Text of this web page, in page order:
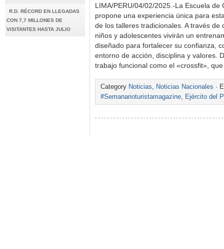
R.D. RÉCORD EN LLEGADAS
CON 7,7 MILLONES DE
VISITANTES HASTA JULIO
LIMA/PERU/04/02/2025.-La Escuela
propone una experiencia única para
de los talleres tradicionales. A través
niños y adolescentes vivirán un
diseñado para fortalecer su confianza,
entorno de acción, disciplina y valores.
trabajo funcional como el «crossfit»,
Category Noticias, Noticias Nacionales ·
#Semanarioturistamagazine, Ejército del